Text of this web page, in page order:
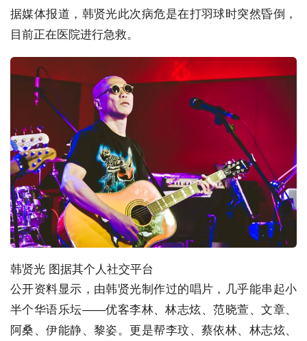
据媒体报道，韩贤光此次病危是在打羽球时突然昏倒，
目前正在医院进行急救。
韩贤光 图据其个人社交平台
公开资料显示，由韩贤光制作过的唱片，几乎能串起小
半个华语乐坛——优客李林、林志炫、范晓萱、文章、
阿桑、伊能静、黎姿。更是帮李玟、蔡依林、林志炫、